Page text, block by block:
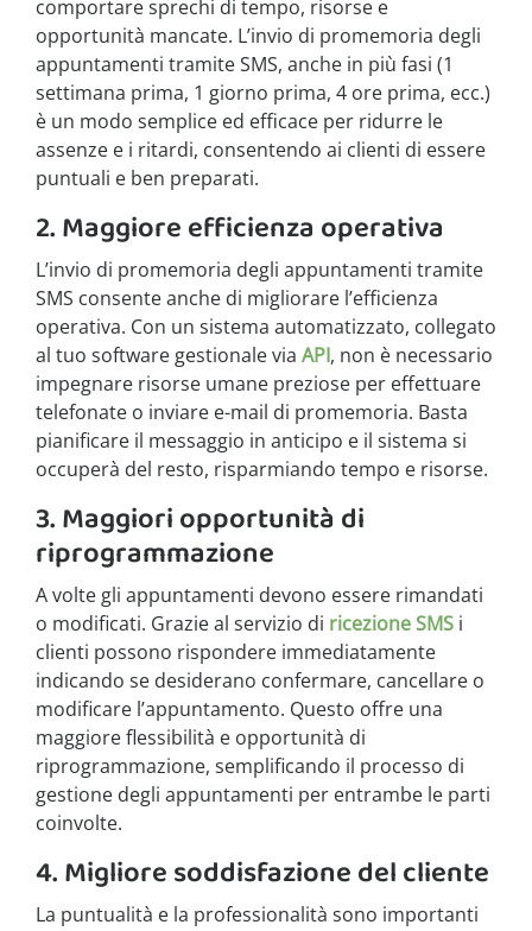
comportare sprechi di tempo, risorse e
opportunità mancate. L’invio di promemoria degli
appuntamenti tramite SMS, anche in più fasi (1
settimana prima, 1 giorno prima, 4 ore prima, ecc.)
è un modo semplice ed efficace per ridurre le
assenze e i ritardi, consentendo ai clienti di essere
puntuali e ben preparati.
2. Maggiore efficienza operativa
L’invio di promemoria degli appuntamenti tramite
SMS consente anche di migliorare l’efficienza
operativa. Con un sistema automatizzato, collegato
al tuo software gestionale via API, non è necessario
impegnare risorse umane preziose per effettuare
telefonate o inviare e-mail di promemoria. Basta
pianificare il messaggio in anticipo e il sistema si
occuperà del resto, risparmiando tempo e risorse.
3. Maggiori opportunità di
riprogrammazione
A volte gli appuntamenti devono essere rimandati
o modificati. Grazie al servizio di ricezione SMS i
clienti possono rispondere immediatamente
indicando se desiderano confermare, cancellare o
modificare l’appuntamento. Questo offre una
maggiore flessibilità e opportunità di
riprogrammazione, semplificando il processo di
gestione degli appuntamenti per entrambe le parti
coinvolte.
4. Migliore soddisfazione del cliente
La puntualità e la professionalità sono importanti